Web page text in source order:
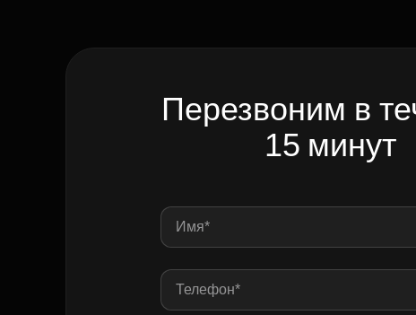
Перезвоним в
15 минут